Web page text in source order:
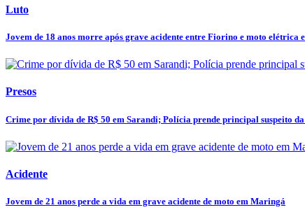
Luto
Jovem de 18 anos morre após grave acidente entre Fiorino e moto elétrica
Presos
Crime por dívida de R$ 50 em Sarandi; Polícia prende principal suspeito
Acidente
Jovem de 21 anos perde a vida em grave acidente de moto em Maringá